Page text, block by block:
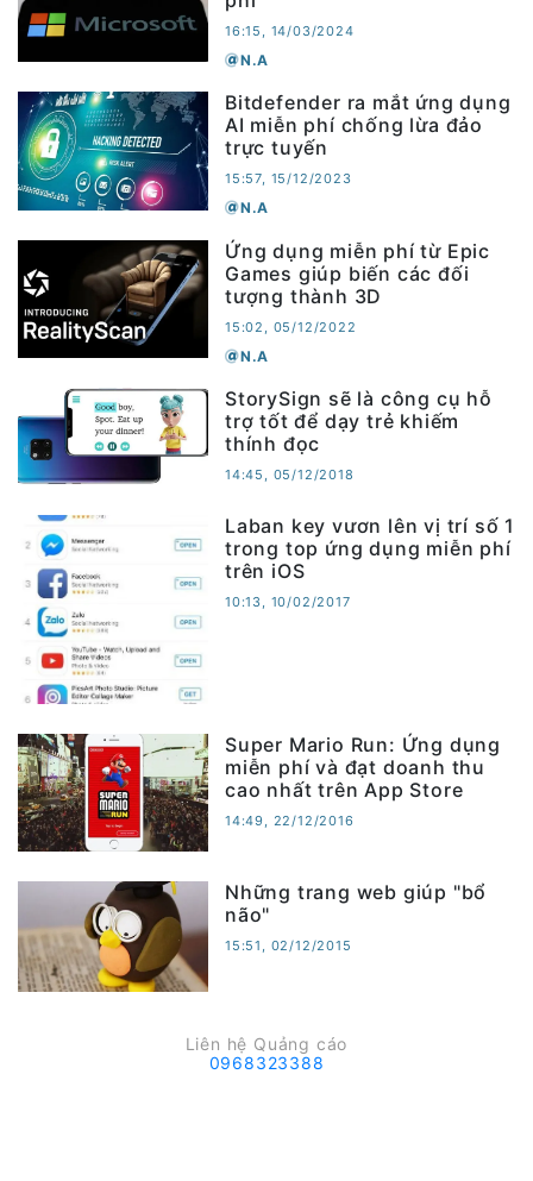
16:15, 14/03/2024
N.A
Bitdefender ra mắt ứng dụng
AI miễn phí chống lừa đảo
trực tuyến
15:57, 15/12/2023
N.A
Ứng dụng miễn phí từ Epic
Games giúp biến các đối
tượng thành 3D
15:02, 05/12/2022
N.A
StorySign sẽ là công cụ hỗ
trợ tốt để dạy trẻ khiếm
thính đọc
14:45, 05/12/2018
Laban key vươn lên vị trí số 1
trong top ứng dụng miễn phí
trên iOS
10:13, 10/02/2017
Super Mario Run: Ứng dụng
miễn phí và đạt doanh thu
cao nhất trên App Store
14:49, 22/12/2016
Những trang web giúp "bổ
não"
15:51, 02/12/2015
Liên hệ Quảng cáo
0968323388